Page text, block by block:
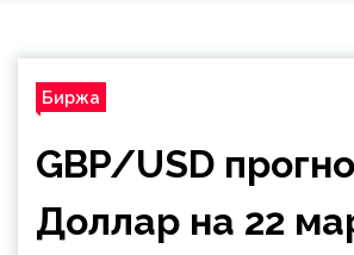
Биржа
GBP/USD
Доллар на 22